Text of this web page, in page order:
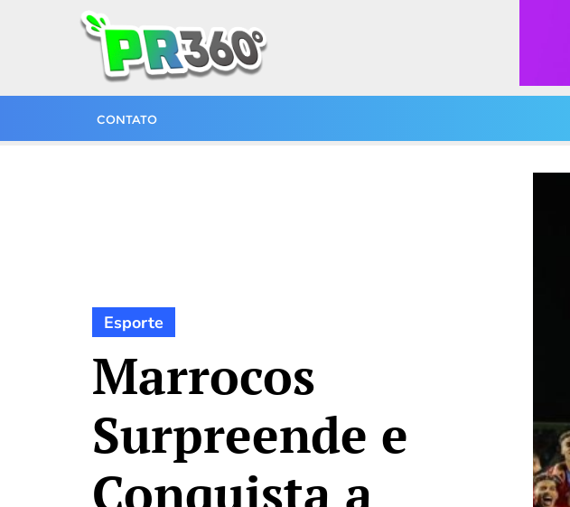
CONTATO
Esporte
Marrocos
Surpreende e
Conquista a